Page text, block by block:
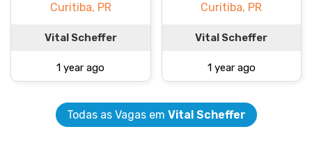
Curitiba, PR
Vital Scheffer
1 year ago
Curitiba, PR
Vital Scheffer
1 year ago
Todas as Vagas em Vital Scheffer